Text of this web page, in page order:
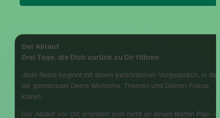
Der Ablauf
Drei Tage, die Dich zurück zu Dir führen
Jede Reise beginnt mit einem persönlichen Vorgespräch, in
wir gemeinsam Deine Wünsche, Themen und Deinen Fokus
klären.
Der Ablauf vor Ort orientiert sich nicht an einem festen Plan –